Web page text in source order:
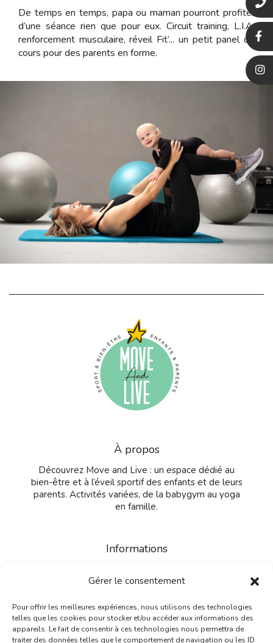
Gérer le consentement
Pour offrir les meilleures expériences, nous utilisons des technologies
telles que les cookies pour stocker et/ou accéder aux informations des
appareils. Le fait de consentir à ces technologies nous permettra de
traiter des données telles que le comportement de navigation ou les ID
De temps en temps, papa ou maman pourront profiter
d’une séance rien que pour eux. Circuit training, L.I.A,
renforcement musculaire, réveil Fit’... un petit panel de
cours pour des parents en forme.
À propos
Découvrez Move and Live : un espace dédié au
bien-être et à l’éveil sportif des enfants et de leurs
parents. Activités variées, de la babygym au yoga
en famille.
Informations
CGV
Confidentialité